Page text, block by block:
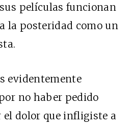
películas funcionan
la posteridad como un
evidentemente
no haber pedido
el dolor que infligiste a